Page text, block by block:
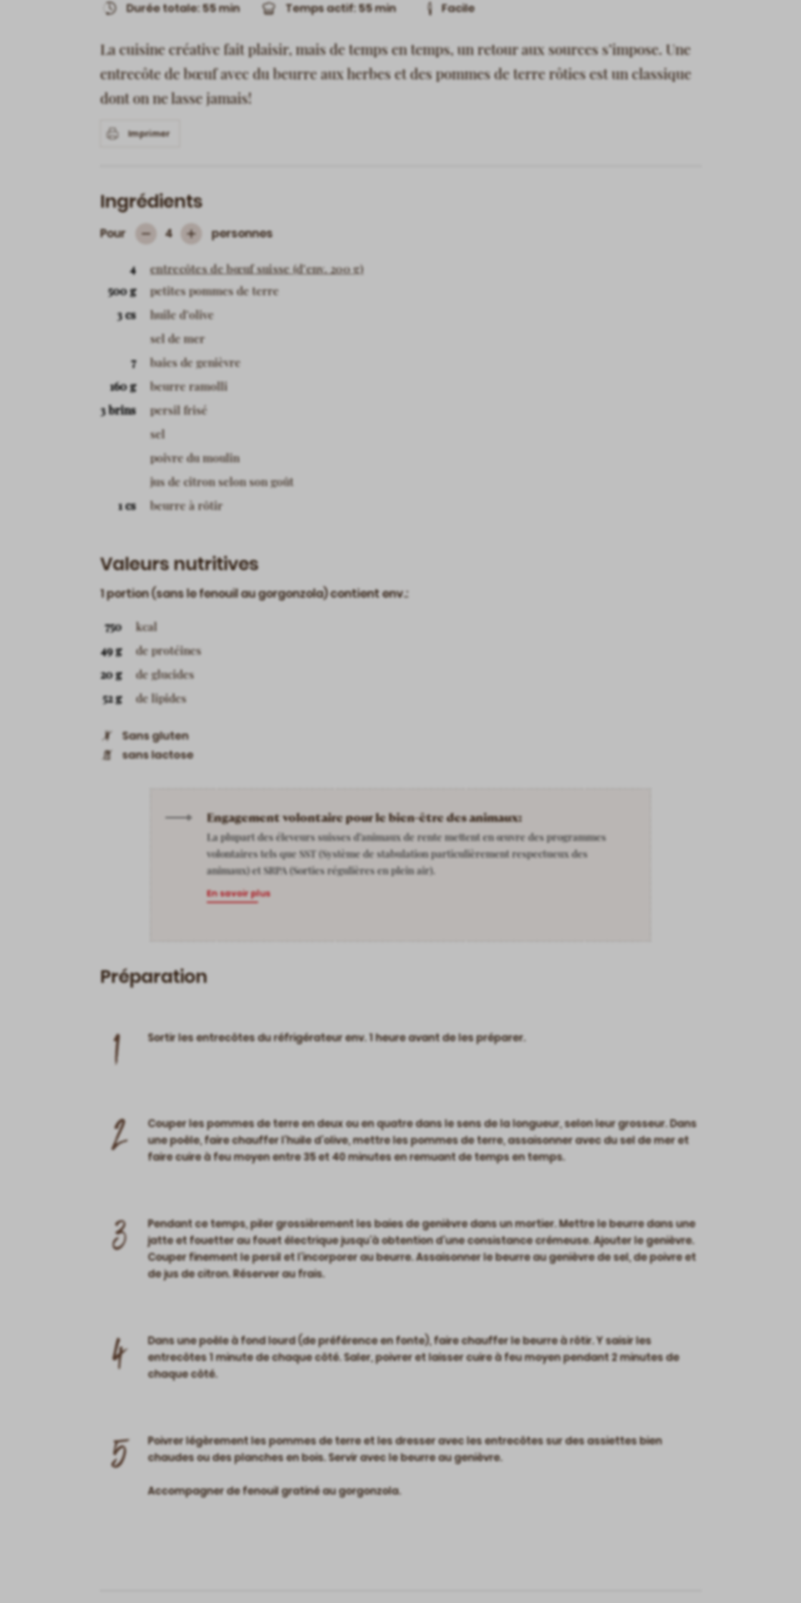
Durée totale: 55 min Temps actif: 55 min Facile
La cuisine créative fait plaisir, mais de temps en temps, un retour aux sources s’impose. Une
entrecôte de bœuf avec du beurre aux herbes et des pommes de terre rôties est un classique
dont on ne lasse jamais!
Imprimer
Ingrédients
Pour
Subtrahieren
4 Hinzufügen
personnes
4
entrecôtes de bœuf suisse (d’env. 200 g)
500 g
petites pommes de terre
3 cs
huile d’olive
sel de mer
7
baies de genièvre
160 g
beurre ramolli
3 brins
persil frisé
sel
poivre du moulin
jus de citron selon son goût
1 cs
beurre à rôtir
Valeurs nutritives
1 portion (sans le fenouil au gorgonzola) contient env.:
750
kcal
49 g
de protéines
20 g
de glucides
52 g
de lipides
Sans gluten
sans lactose
Engagement volontaire pour le bien-être des animaux:
La plupart des éleveurs suisses d’animaux de rente mettent en œuvre des programmes
volontaires tels que SST (Système de stabulation particulièrement respectueux des
animaux) et SRPA (Sorties régulières en plein air).
En savoir plus
Préparation
1 Sortir les entrecôtes du réfrigérateur env. 1 heure avant de les préparer.
2
Couper les pommes de terre en deux ou en quatre dans le sens de la longueur, selon leur grosseur. Dans
une poêle, faire chauffer l’huile d’olive, mettre les pommes de terre, assaisonner avec du sel de mer et
faire cuire à feu moyen entre 35 et 40 minutes en remuant de temps en temps.
3
Pendant ce temps, piler grossièrement les baies de genièvre dans un mortier. Mettre le beurre dans une
jatte et fouetter au fouet électrique jusqu’à obtention d’une consistance crémeuse. Ajouter le genièvre.
Couper finement le persil et l’incorporer au beurre. Assaisonner le beurre au genièvre de sel, de poivre et
de jus de citron. Réserver au frais.
4
Dans une poêle à fond lourd (de préférence en fonte), faire chauffer le beurre à rôtir. Y saisir les
entrecôtes 1 minute de chaque côté. Saler, poivrer et laisser cuire à feu moyen pendant 2 minutes de
chaque côté.
5
Poivrer légèrement les pommes de terre et les dresser avec les entrecôtes sur des assiettes bien
chaudes ou des planches en bois. Servir avec le beurre au genièvre.
Accompagner de fenouil gratiné au gorgonzola.